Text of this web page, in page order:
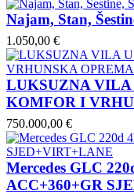
Najam, Stan,
1.050,00 €
LUKSUZNA VILA
KOMFOR I
750.000,00 €
Mercedes GLC
ACC+360+GR